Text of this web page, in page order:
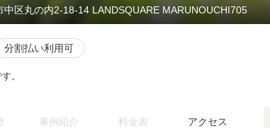
中区丸の内2-18-14 LANDSQUARE MARUNOUCHI705
分割払い利用可
。
事例紹介 料金表 アクセス